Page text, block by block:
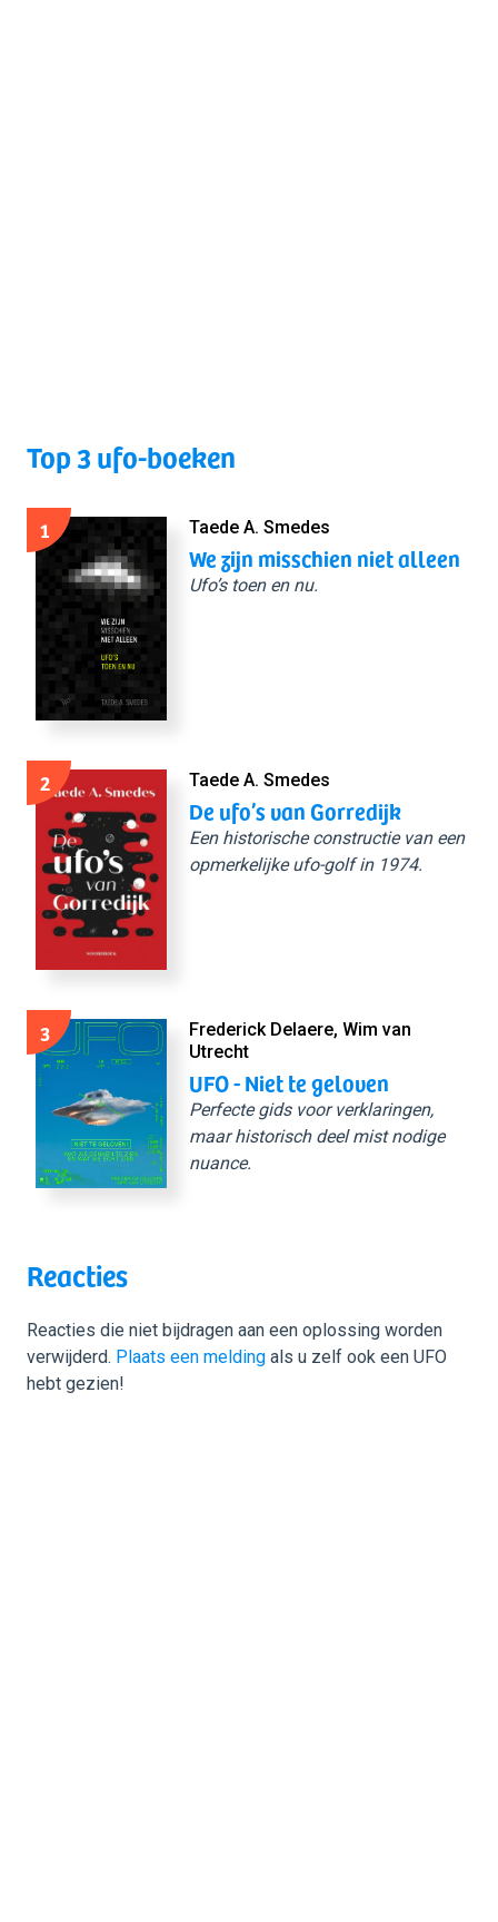
Top 3 ufo-boeken
1 Taede A. Smedes
We zijn misschien niet alleen
Ufo’s toen en nu.
2 Taede A. Smedes
De ufo’s van Gorredijk
Een historische constructie van een
opmerkelijke ufo-golf in 1974.
3
Frederick Delaere, Wim van
Utrecht
UFO - Niet te geloven
Perfecte gids voor verklaringen,
maar historisch deel mist nodige
nuance.
Reacties
Reacties die niet bijdragen aan een oplossing worden
verwijderd. Plaats een melding als u zelf ook een UFO
hebt gezien!